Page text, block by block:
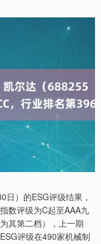
日）的ESG评级结果，
数评级为C起至AAA九
其第二档），上一期
评级在490家机械制